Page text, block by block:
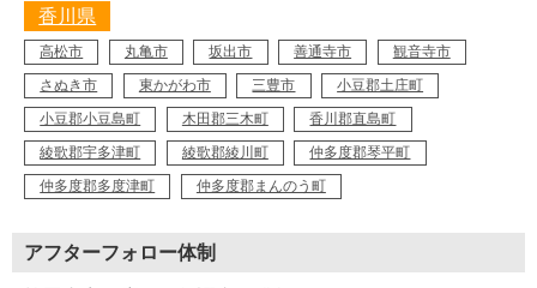
香川県
高松市 丸亀市 坂出市 善通寺市
観音寺市
さぬき市
東かがわ市 三豊市
小豆郡土庄町
小豆郡小豆島町
木田郡三木町
香川郡直島町
綾歌郡宇多津町
綾歌郡綾川町
仲多度郡琴平町
仲多度郡多度津町
仲多度郡まんのう町
アフターフォロー体制